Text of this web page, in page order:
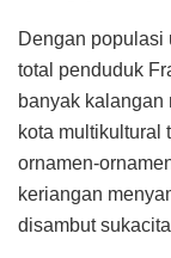
Dengan
total penduduk
banyak kalangan
kota multikultural
ornamen-
keriangan
disambut